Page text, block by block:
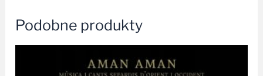
Podobne produkty